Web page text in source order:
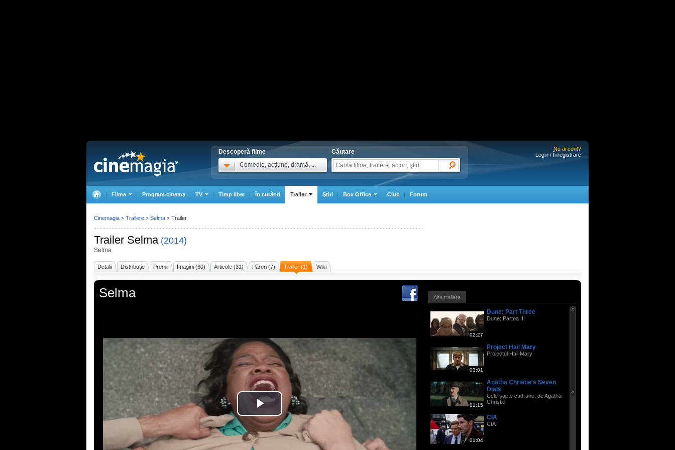
Descoperă filme
Comedie, acţiune, dramă, ...
Căutare
Nu ai cont?
Login / Înregistrare
Filme Program cinema TV Timp liber În curând Trailer Ştiri Box Office Club Forum
Trailer Selma (2014)
Selma
Detalii Distribuţie Premii Imagini (30) Articole (31) Păreri (7) Trailer (1) Wiki
Selma Alte trailere
02:27
Dune: Part Three
Dune: Partea III
03:01
Project Hail Mary
Proiectul Hail Mary
01:15
Agatha Christie's Seven
Dials
Cele șapte cadrane, de Agatha
Christie
01:04
CIA
CIA
Cinemagia > Trailere > Selma > Trailer